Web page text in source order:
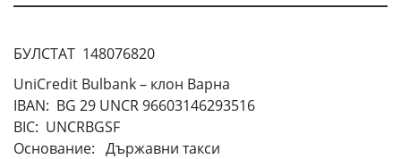
БУЛСТАТ 148076820
UniCredit Bulbank – клон Варна
IBAN: BG 29 UNCR 96603146293516
BIC: UNCRBGSF
Основание: Държавни такси